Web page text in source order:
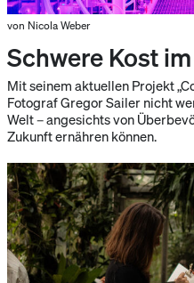
von Nicola Weber
Schwere Kost
Mit seinem aktuellen Projekt
Fotograf Gregor Sailer nicht
Welt – angesichts von
Zukunft ernähren können.